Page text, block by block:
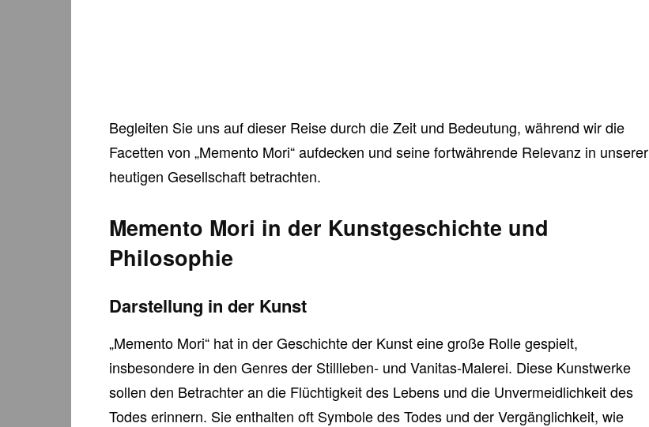
Begleiten Sie uns auf dieser Reise durch die Zeit und Bedeutung, während wir die
Facetten von „Memento Mori“ aufdecken und seine fortwährende Relevanz in unserer
heutigen Gesellschaft betrachten.
Memento Mori in der Kunstgeschichte und
Philosophie
Darstellung in der Kunst
„Memento Mori“ hat in der Geschichte der Kunst eine große Rolle gespielt,
insbesondere in den Genres der Stillleben- und Vanitas-Malerei. Diese Kunstwerke
sollen den Betrachter an die Flüchtigkeit des Lebens und die Unvermeidlichkeit des
Todes erinnern. Sie enthalten oft Symbole des Todes und der Vergänglichkeit, wie